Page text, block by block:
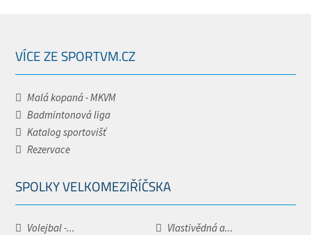
VÍCE ZE SPORTVM.CZ
Malá kopaná - MKVM
Badmintonová liga
Katalog sportovišť
Rezervace
SPOLKY VELKOMEZIŘÍČSKA
Volejbal -...
Vlastivědná a...